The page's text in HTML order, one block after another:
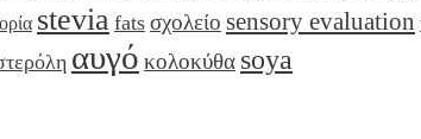
stevia fats σχολείο sensory evaluation
αυγό κολοκύθα soya